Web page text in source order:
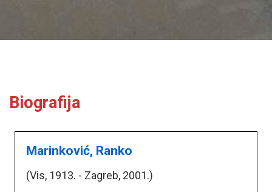
Biografija
Marinković, Ranko
(Vis, 1913. - Zagreb, 2001.)